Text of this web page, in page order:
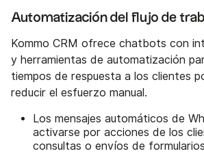
Automatización del flujo de
Kommo CRM ofrece chatbots con
y herramientas de automatización
tiempos de respuesta a los clientes
reducir el esfuerzo manual.
Los mensajes automáticos de
activarse por acciones de los
consultas o envíos de